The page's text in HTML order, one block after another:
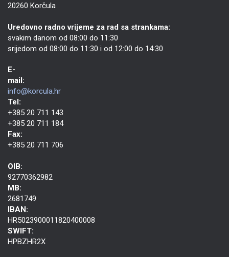
20260 Korčula
Uredovno radno vrijeme za rad sa strankama:
svakim danom od 08:00 do 11:30
srijedom od 08:00 do 11:30 i od 12:00 do 14:30
E-
mail:
info@korcula.hr
Tel:
+385 20 711 143
+385 20 711 184
Fax:
+385 20 711 706
OIB:
92770362982
MB:
2681749
IBAN:
HR5023900011820400008
SWIFT:
HPBZHR2X